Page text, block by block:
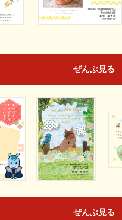
ぜんぶ見る
ぜんぶ見る